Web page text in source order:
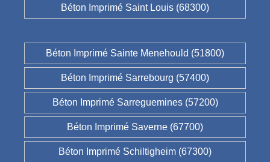
Béton Imprimé Saint Louis (68300)
Béton Imprimé Sainte Menehould (51800)
Béton Imprimé Sarrebourg (57400)
Béton Imprimé Sarreguemines (57200)
Béton Imprimé Saverne (67700)
Béton Imprimé Schiltigheim (67300)